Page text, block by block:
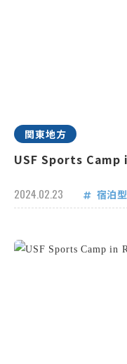
関東地方
USF Sports
2024.02.23 宿泊型